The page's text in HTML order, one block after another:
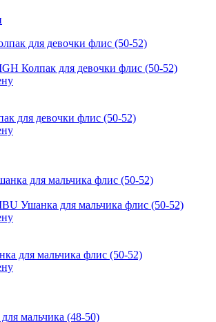
Колпак для девочки флис (50-52)
для девочки флис (50-52)
Ушанка для мальчика флис (50-52)
для мальчика флис (50-52)